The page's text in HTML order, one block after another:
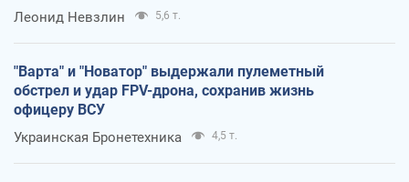
Леонид Невзлин 5,6 т.
"Варта" и "Новатор" выдержали пулеметный
обстрел и удар FPV-дрона, сохранив жизнь
офицеру ВСУ
Украинская Бронетехника 4,5 т.